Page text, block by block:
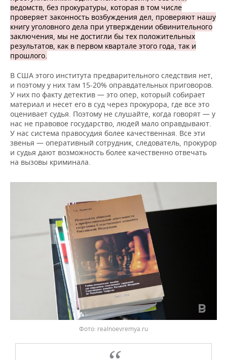
ведомств, без прокуратуры, которая в том числе
проверяет законность возбуждения дел, проверяют нашу
книгу уголовного дела при утверждении обвинительного
заключения, мы не достигли бы тех положительных
результатов, как в первом квартале этого года, так и
прошлого.
В США этого института предварительного следствия нет,
и поэтому у них там 15-20% оправдательных приговоров.
У них по факту детектив — это опер, который собирает
материал и несет его в суд через прокурора, где все это
оценивает судья. Поэтому не слушайте, когда говорят — у
нас не правовое государство, людей мало оправдывают.
У нас система правосудия более качественная. Все эти
звенья — оперативный сотрудник, следователь, прокурор
и судья дают возможность более качественно отвечать
на вызовы криминала.
realnoevremya.ru